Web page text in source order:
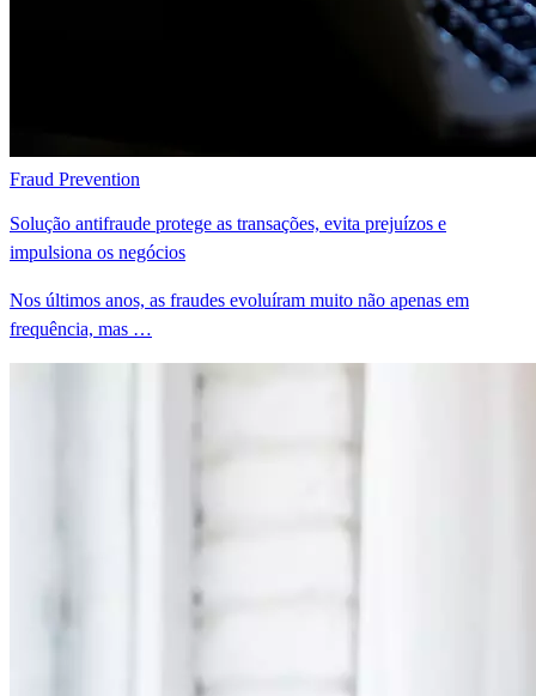
Fraud Prevention
Solução antifraude protege as transações, evita prejuízos e
impulsiona os negócios
Nos últimos anos, as fraudes evoluíram muito não apenas em
frequência, mas …